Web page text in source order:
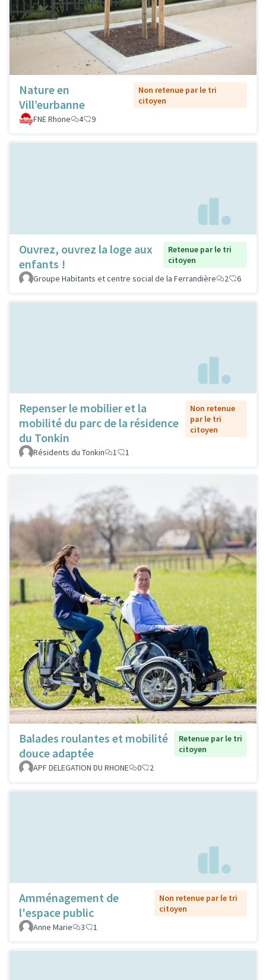
Nature en
Vill’eurbanne
Non retenue par le tri
citoyen
FNE Rhone
4 9
Ouvrez, ouvrez la loge aux
enfants !
Retenue par le tri
citoyen
Groupe Habitants et centre social de la Ferrandière
2 6
Repenser le mobilier et la
mobilité du parc de la résidence
du Tonkin
Non retenue
par le tri
citoyen
Résidents du Tonkin 1 1
Balades roulantes et mobilité
douce adaptée
Retenue par le tri
citoyen
APF DELEGATION DU RHONE
0 2
Amménagement de
l'espace public
Non retenue par le tri
citoyen
Anne Marie
3 1